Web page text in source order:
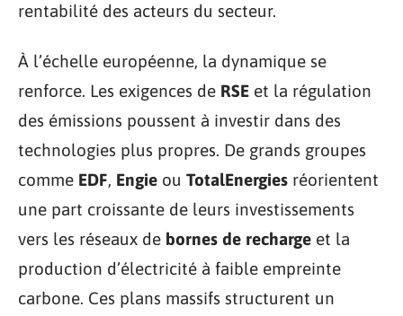
rentabilité des acteurs du secteur.
À l’échelle européenne, la dynamique se
renforce. Les exigences de RSE et la régulation
des émissions poussent à investir dans des
technologies plus propres. De grands groupes
comme EDF, Engie ou TotalEnergies réorientent
une part croissante de leurs investissements
vers les réseaux de bornes de recharge et la
production d’électricité à faible empreinte
carbone. Ces plans massifs structurent un